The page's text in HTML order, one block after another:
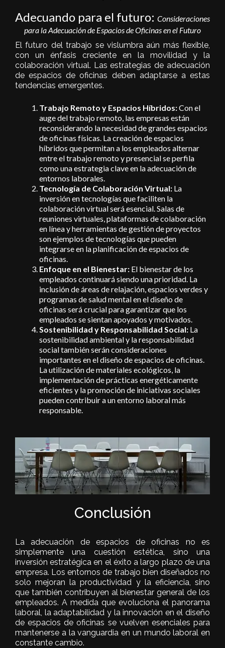
Adecuando para el futuro: Consideraciones
para la Adecuación de Espacios de Oficinas en el Futuro
El futuro del trabajo se vislumbra aún más flexible,
con un énfasis creciente en la movilidad y la
colaboración virtual. Las estrategias de adecuación
de espacios de oficinas deben adaptarse a estas
tendencias emergentes.
Trabajo Remoto y Espacios Híbridos:Con el
auge del trabajo remoto, las empresas están
reconsiderando la necesidad de grandes espacios
de oficinas físicas. La creación de espacios
híbridos que permitan a los empleados alternar
entre el trabajo remoto y presencial se perfila
como una estrategia clave en la adecuación de
entornos laborales.
Tecnología de Colaboración Virtual: La
inversión en tecnologías que faciliten la
colaboración virtual será esencial. Salas de
reuniones virtuales, plataformas de colaboración
en línea y herramientas de gestión de proyectos
son ejemplos de tecnologías que pueden
integrarse en la planificación de espacios de
oficinas.
Enfoque en el Bienestar: El bienestar de los
empleados continuará siendo una prioridad. La
inclusión de áreas de relajación, espacios verdes y
programas de salud mental en el diseño de
oficinas será crucial para garantizar que los
empleados se sientan apoyados y motivados.
Sostenibilidad y Responsabilidad Social: La
sostenibilidad ambiental y la responsabilidad
social también serán consideraciones
importantes en el diseño de espacios de oficinas.
La utilización de materiales ecológicos, la
implementación de prácticas energéticamente
eficientes y la promoción de iniciativas sociales
pueden contribuir a un entorno laboral más
responsable.
Conclusión
La adecuación de espacios de oficinas no es
simplemente una cuestión estética, sino una
inversión estratégica en el éxito a largo plazo de una
empresa. Los entornos de trabajo bien diseñados no
solo mejoran la productividad y la eficiencia, sino
que también contribuyen al bienestar general de los
empleados. A medida que evoluciona el panorama
laboral, la adaptabilidad y la innovación en el diseño
de espacios de oficinas se vuelven esenciales para
mantenerse a la vanguardia en un mundo laboral en
constante cambio.